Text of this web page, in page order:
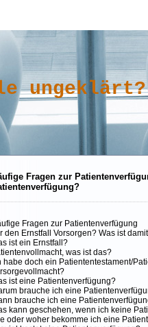
ungeklärt?
Fragen zur
Fragen zur Patientenverfügung
den Ernstfall Vorsorgen? Was ist
ist ein Ernstfall?
was ist das?
habe doch ein Patiententestament/
ist eine Patientenverfügung?
brauche ich eine
brauche ich eine
kann geschehen, wenn ich keine
oder woher bekomme ich eine